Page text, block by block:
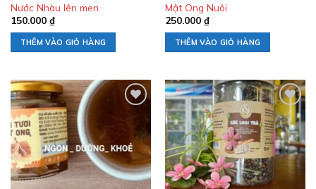
Nước Nhàu lên men
150.000 ₫
THÊM VÀO GIỎ HÀNG
Mật Ong Nuôi
250.000 ₫
THÊM VÀO GIỎ HÀNG
wishlist
Add to
wishlist